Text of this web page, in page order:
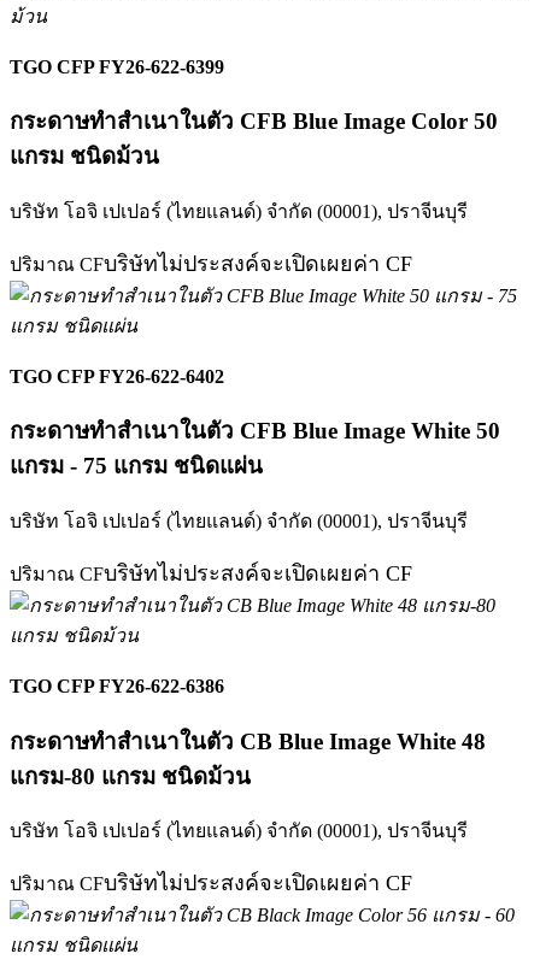
TGO CFP FY26-622-6399
กระดาษทำสำเนาในตัว CFB Blue Image Color 50
แกรม ชนิดม้วน
บริษัท โอจิ เปเปอร์ (ไทยแลนด์) จำกัด (00001), ปราจีนบุรี
ปริมาณ CFบริษัทไม่ประสงค์จะเปิดเผยค่า CF
TGO CFP FY26-622-6402
กระดาษทำสำเนาในตัว CFB Blue Image White 50
แกรม - 75 แกรม ชนิดแผ่น
บริษัท โอจิ เปเปอร์ (ไทยแลนด์) จำกัด (00001), ปราจีนบุรี
ปริมาณ CFบริษัทไม่ประสงค์จะเปิดเผยค่า CF
TGO CFP FY26-622-6386
กระดาษทำสำเนาในตัว CB Blue Image White 48
แกรม-80 แกรม ชนิดม้วน
บริษัท โอจิ เปเปอร์ (ไทยแลนด์) จำกัด (00001), ปราจีนบุรี
ปริมาณ CFบริษัทไม่ประสงค์จะเปิดเผยค่า CF